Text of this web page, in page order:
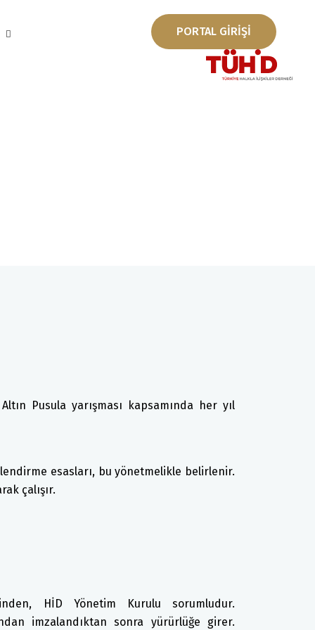
PORTAL GİRİŞİ
Pusula yarışması kapsamında her yıl
esasları, bu yönetmelikle belirlenir.
çalışır.
HİD Yönetim Kurulu sorumludur.
imzalandıktan sonra yürürlüğe girer.